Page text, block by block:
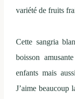
variété de fruits
Cette sangria
boisson
enfants mais
J’aime beaucoup